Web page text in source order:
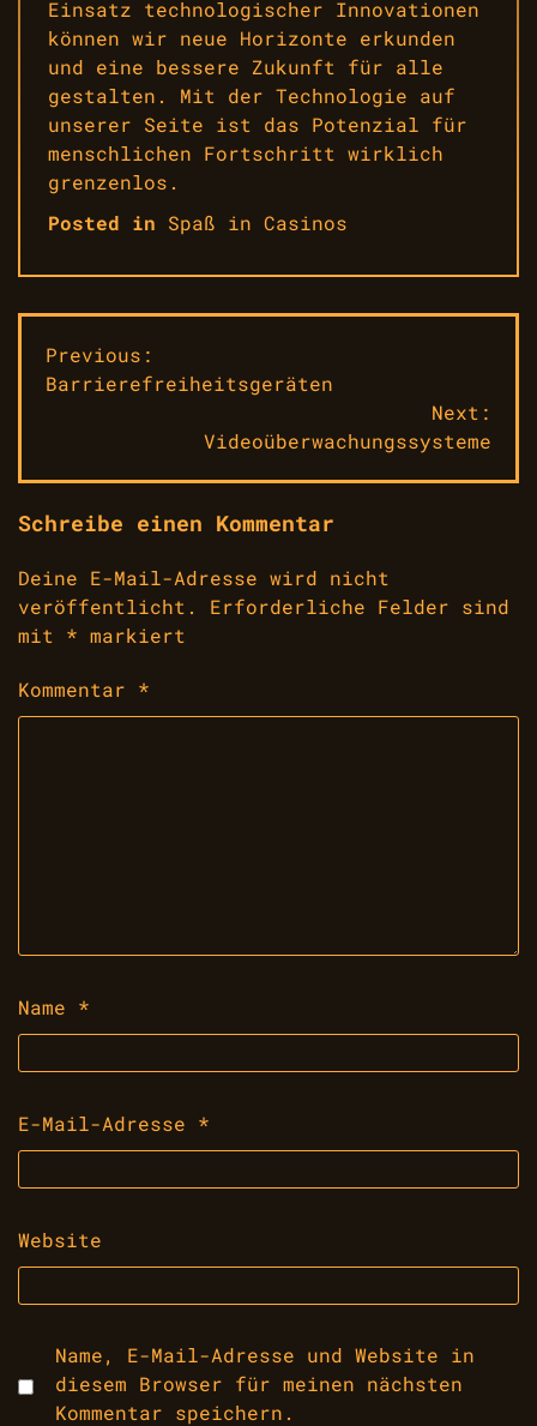
Einsatz technologischer Innovationen
können wir neue Horizonte erkunden
und eine bessere Zukunft für alle
gestalten. Mit der Technologie auf
unserer Seite ist das Potenzial für
menschlichen Fortschritt wirklich
grenzenlos.
Posted in Spaß in Casinos
Beitragsnavigation
Previous:
Barrierefreiheitsgeräten
Next:
Videoüberwachungssysteme
Schreibe einen Kommentar
Deine E-Mail-Adresse wird nicht
veröffentlicht.
Erforderliche Felder sind
mit * markiert
Kommentar *
Name *
E-Mail-Adresse *
Website
Name, E-Mail-Adresse und Website in
diesem Browser für meinen nächsten
Kommentar speichern.